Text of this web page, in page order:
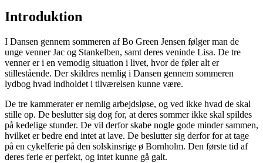
Introduktion
I Dansen gennem sommeren af Bo Green Jensen følger man de
unge venner Jac og Stankelben, samt deres veninde Lisa. De tre
venner er i en vemodig situation i livet, hvor de føler alt er
stillestående. Der skildres nemlig i Dansen gennem sommeren
lydbog hvad indholdet i tilværelsen kunne være.
De tre kammerater er nemlig arbejdsløse, og ved ikke hvad de skal
stille op. De beslutter sig dog for, at deres sommer ikke skal spildes
på kedelige stunder. De vil derfor skabe nogle gode minder sammen,
hvilket er bedre end intet at lave. De beslutter sig derfor for at tage
på en cykelferie på den solskinsrige ø Bornholm. Den første tid af
deres ferie er perfekt, og intet kunne gå galt.